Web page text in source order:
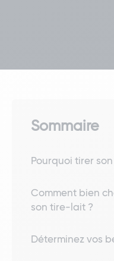
Sommaire
Pourquoi tirer
Comment bien
son tire-lait ?
Déterminez vos